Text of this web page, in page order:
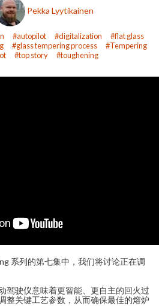
Pekka Lyytikainen
autopilot digitalization
flat glass
glass tempering process
Tempering
top story toughening
系列的第七集中，我们将讨论正在调
驾驶仪意味着更智能、更自主的回火过
整关键工艺参数，从而确保最佳的熔炉